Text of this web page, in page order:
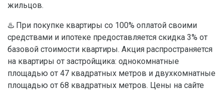
жильцов.
♨️ При покупке квартиры со 100% оплатой своими
средствами и ипотеке предоставляется скидка 3% от
базовой стоимости квартиры. Акция распространяется
на квартиры от застройщика: однокомнатные
площадью от 47 квадратных метров и двухкомнатные
площадью от 68 квадратных метров. Цены на сайте